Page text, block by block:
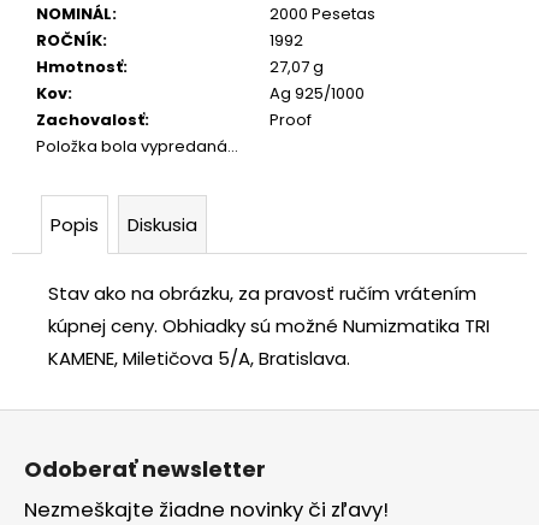
NOMINÁL:
2000 Pesetas
ROČNÍK:
1992
Hmotnosť:
27,07 g
Kov:
Ag 925/1000
Zachovalosť:
Proof
Položka bola vypredaná…
Popis Diskusia
Stav ako na obrázku, za pravosť ručím vrátením
kúpnej ceny. Obhiadky sú možné Numizmatika TRI
KAMENE, Miletičova 5/A, Bratislava.
GRAJCIAR
1769
EVM-
KREMNICA
€400
Z
Odoberať newsletter
Nezmeškajte žiadne novinky či zľavy!